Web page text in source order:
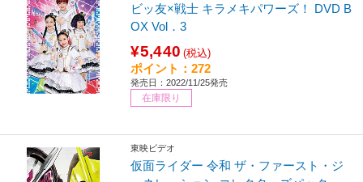
ビッ友×戦士 キラメキパワーズ！ DVD B
OX Vol．3
¥5,440 (税込)
ポイント：272
発売日：2022/11/25発売
在庫限り
東映ビデオ
仮面ライダー 令和 ザ・ファースト・ジ